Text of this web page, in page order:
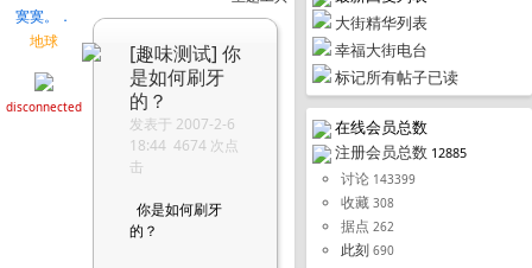
大街精华列表
幸福大街电台
标记所有帖子已读
在线会员总数
注册会员总数 12885
讨论 143399
收藏 308
据点 262
此刻 690
寞寞。．
地球
disconnected
[趣味测试] 你
是如何刷牙
的？
发表于 2007-2-6
18:44 4674 次点
击
你是如何刷牙
的？